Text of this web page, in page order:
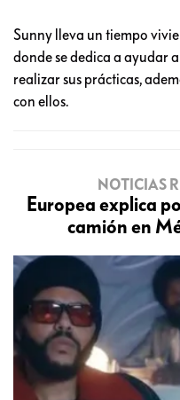
Sunny lleva un tiempo
donde se dedica a ayudar
realizar sus prácticas,
con ellos.
NOTICIAS
Europea explica
camión en